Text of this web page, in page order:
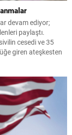
devam ediyor;
paylaştı.
cesedi ve 35
giren ateşkesten
gözlemleniyor.